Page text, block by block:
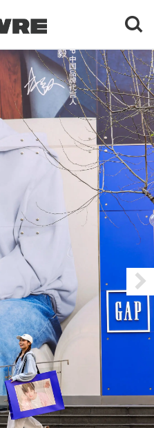
榨
点
目
技
联系我们